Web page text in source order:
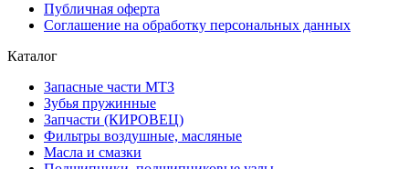
Публичная оферта
Соглашение на обработку персональных данных
Каталог
Запасные части МТЗ
Зубья пружинные
Запчасти (КИРОВЕЦ)
Фильтры воздушные, масляные
Масла и смазки